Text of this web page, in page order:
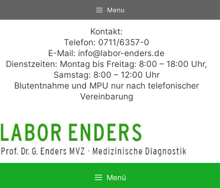
Menu
Kontakt:
Telefon: 0711/6357-0
E-Mail: info@labor-enders.de
Dienstzeiten: Montag bis Freitag: 8:00 – 18:00 Uhr,
Samstag: 8:00 – 12:00 Uhr
Blutentnahme und MPU nur nach telefonischer
Vereinbarung
Menü